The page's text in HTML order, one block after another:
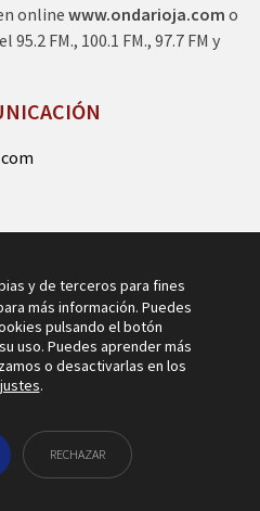
online www.ondarioja.com o
FM., 100.1 FM., 97.7 FM y
y de terceros para fines
más información. Puedes
pulsando el botón
uso. Puedes aprender más
o desactivarlas en los
.
RECHAZAR